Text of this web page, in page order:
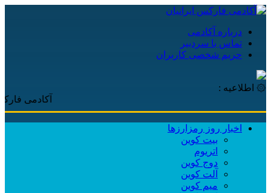
درباره آکادمی
تماس با سردبیر
حریم شخصی کاربران
۞ اطلاعیه :
آکادمی فارکس
اخبار روز رمزارزها
بیت کوین
اتریوم
دوج کوین
آلت کوین
میم کوین‌